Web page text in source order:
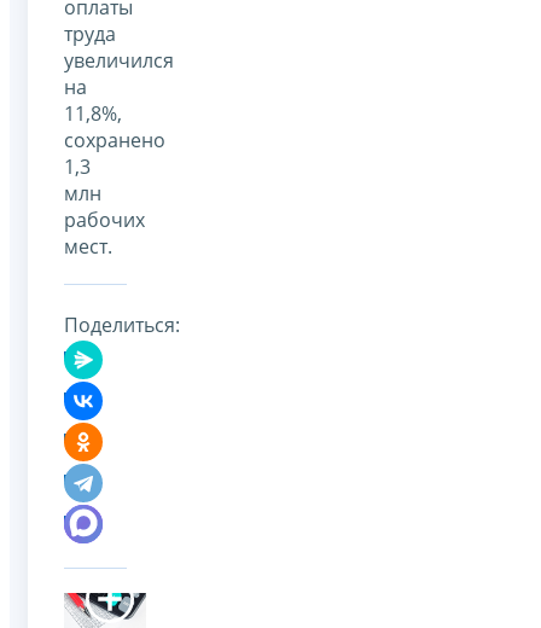
оплаты
труда
увеличился
на
11,8%,
сохранено
1,3
млн
рабочих
мест.
Поделиться: